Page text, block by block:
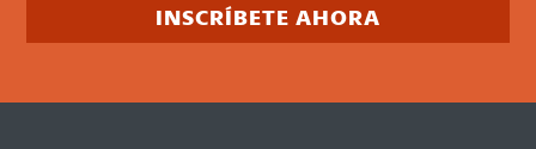
INSCRÍBETE AHORA